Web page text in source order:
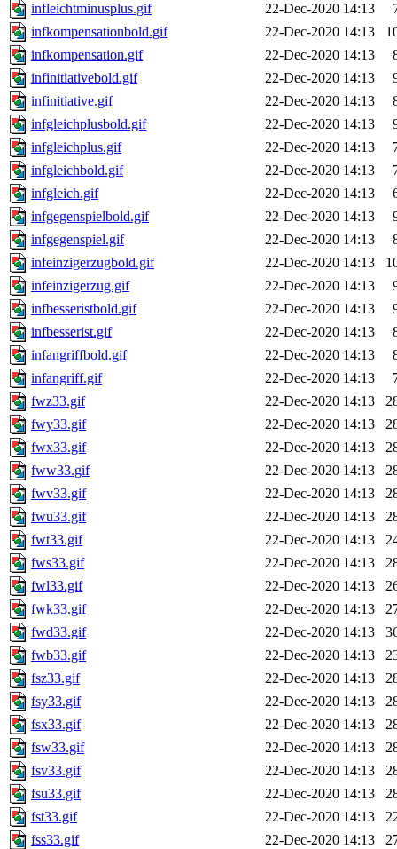
infleichtminusplus.gif
22-Dec-2020 14:13
infkompensationbold.gif
22-Dec-2020 14:13
infkompensation.gif
22-Dec-2020 14:13
infinitiativebold.gif
22-Dec-2020 14:13
infinitiative.gif
22-Dec-2020 14:13
infgleichplusbold.gif
22-Dec-2020 14:13
infgleichplus.gif
22-Dec-2020 14:13
infgleichbold.gif
22-Dec-2020 14:13
infgleich.gif
22-Dec-2020 14:13
infgegenspielbold.gif
22-Dec-2020 14:13
infgegenspiel.gif
22-Dec-2020 14:13
infeinzigerzugbold.gif
22-Dec-2020 14:13
infeinzigerzug.gif
22-Dec-2020 14:13
infbesseristbold.gif
22-Dec-2020 14:13
infbesserist.gif
22-Dec-2020 14:13
infangriffbold.gif
22-Dec-2020 14:13
infangriff.gif
22-Dec-2020 14:13
fwz33.gif
22-Dec-2020 14:13
fwy33.gif
22-Dec-2020 14:13
fwx33.gif
22-Dec-2020 14:13
fww33.gif
22-Dec-2020 14:13
fwv33.gif
22-Dec-2020 14:13
fwu33.gif
22-Dec-2020 14:13
fwt33.gif
22-Dec-2020 14:13
fws33.gif
22-Dec-2020 14:13
fwl33.gif
22-Dec-2020 14:13
fwk33.gif
22-Dec-2020 14:13
fwd33.gif
22-Dec-2020 14:13
fwb33.gif
22-Dec-2020 14:13
fsz33.gif
22-Dec-2020 14:13
fsy33.gif
22-Dec-2020 14:13
fsx33.gif
22-Dec-2020 14:13
fsw33.gif
22-Dec-2020 14:13
fsv33.gif
22-Dec-2020 14:13
fsu33.gif
22-Dec-2020 14:13
fst33.gif
22-Dec-2020 14:13
fss33.gif
22-Dec-2020 14:13